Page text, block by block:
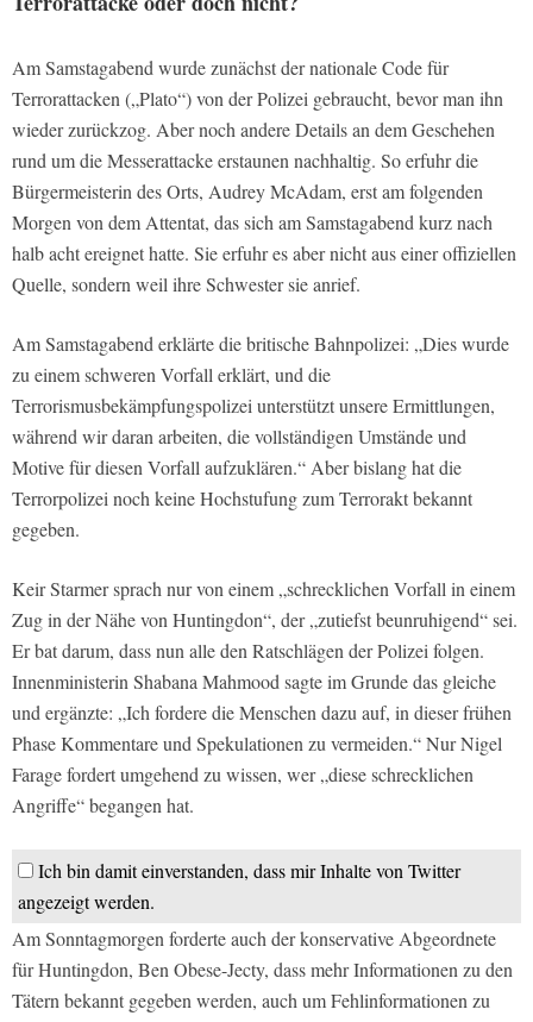
Am Samstagabend wurde zunächst der nationale Code für
Terrorattacken („Plato“) von der Polizei gebraucht, bevor man ihn
wieder zurückzog. Aber noch andere Details an dem Geschehen
rund um die Messerattacke erstaunen nachhaltig. So erfuhr die
Bürgermeisterin des Orts, Audrey McAdam, erst am folgenden
Morgen von dem Attentat, das sich am Samstagabend kurz nach
halb acht ereignet hatte. Sie erfuhr es aber nicht aus einer offiziellen
Quelle, sondern weil ihre Schwester sie anrief.
Am Samstagabend erklärte die britische Bahnpolizei: „Dies wurde
zu einem schweren Vorfall erklärt, und die
Terrorismusbekämpfungspolizei unterstützt unsere Ermittlungen,
während wir daran arbeiten, die vollständigen Umstände und
Motive für diesen Vorfall aufzuklären.“ Aber bislang hat die
Terrorpolizei noch keine Hochstufung zum Terrorakt bekannt
gegeben.
Keir Starmer sprach nur von einem „schrecklichen Vorfall in einem
Zug in der Nähe von Huntingdon“, der „zutiefst beunruhigend“ sei.
Er bat darum, dass nun alle den Ratschlägen der Polizei folgen.
Innenministerin Shabana Mahmood sagte im Grunde das gleiche
und ergänzte: „Ich fordere die Menschen dazu auf, in dieser frühen
Phase Kommentare und Spekulationen zu vermeiden.“ Nur Nigel
Farage fordert umgehend zu wissen, wer „diese schrecklichen
Angriffe“ begangen hat.
Ich bin damit einverstanden, dass mir Inhalte von Twitter
angezeigt werden.
Am Sonntagmorgen forderte auch der konservative Abgeordnete
für Huntingdon, Ben Obese-Jecty, dass mehr Informationen zu den
Tätern bekannt gegeben werden, auch um Fehlinformationen zu